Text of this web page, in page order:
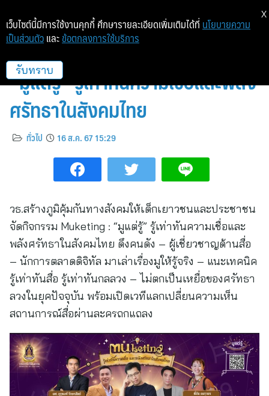
กระทรวงวัฒนธรรม จัดกิจกรรม
“มูแต่รู้” รู้เท่าทันความเชื่อและพลัง
ศรัทธาในสังคมไทย
ทั่วไป 16 ส.ค. 67 15:29
วธ.สร้างภูมิคุ้มกันทางสังคมให้เด็กเยาวชนและประชาชน
จัดกิจกรรม Muketing : “มูแต่รู้” รู้เท่าทันความเชื่อและ
พลังศรัทธาในสังคมไทย ดึงคนดัง – ผู้เชี่ยวชาญด้านสื่อ
– นักการตลาดดิจิทัล มาเล่าเรื่องมูให้รู้จริง – แนะเทคนิค
รู้เท่าทันสื่อ รู้เท่าทันกลลวง – ไม่ตกเป็นเหยื่อของศรัทธา
ลวงในยุคปัจจุบัน พร้อมเปิดเวทีแลกเปลี่ยนความเห็น
สถานการณ์สื่อผ่านละครถกแถลง
เว็บไซต์นี้มีการใช้งานคุกกี้ ศึกษารายละเอียดเพิ่มเติมได้ที่ นโยบายความ
เป็นส่วนตัว และ ข้อตกลงการใช้บริการ
รับทราบ
X